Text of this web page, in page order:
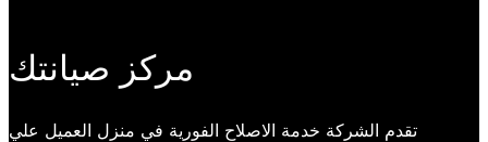
مركز صيانتك
تقدم الشركة خدمة الاصلاح الفورية في منزل العميل علي